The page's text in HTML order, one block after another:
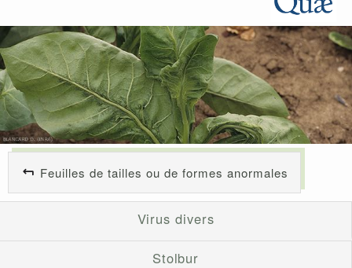
Feuilles de tailles ou de formes anormales
Virus divers
Stolbur